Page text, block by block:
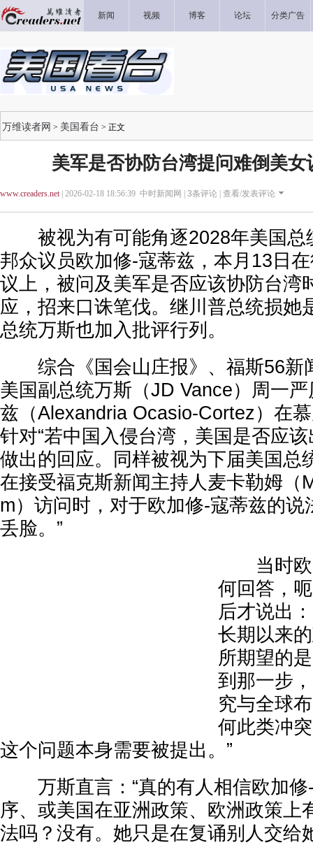
新闻 视频 博客 论坛 分类广告
万维读者网 > 美国看台 > 正文
美军是否协防台湾提问难倒美女
www.creaders.net| 2026-02-18 18:56:39 中时新闻网 | 3条评论 | 查看/发表评论
被视为有可能角逐2028年美国总
邦众议员欧加修-寇蒂兹，本月13日
议上，被问及美军是否应该协防台湾
应，招来口诛笔伐。继川普总统损她
总统万斯也加入批评行列。
综合《国会山庄报》、福斯56新
美国副总统万斯（JD Vance）周一
兹（Alexandria Ocasio-Cortez）在
针对“若中国入侵台湾，美国是否应
做出的回应。同样被视为下届美国总
在接受福克斯新闻主持人麦卡勒姆（
m）访问时，对于欧加修-寇蒂兹的说
丢脸。”
当时欧
何回答，
后才说出
长期以来
所期望的
到那一步
究与全球
何此类冲
这个问题本身需要被提出。”
万斯直言：“真的有人相信欧加修
序、或美国在亚洲政策、欧洲政策上
法吗？没有。她只是在复诵别人交给